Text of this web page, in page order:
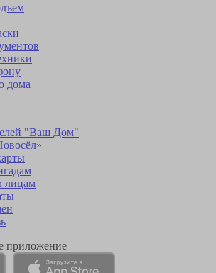
дома
"Ваш Дом"
лицам
приложение